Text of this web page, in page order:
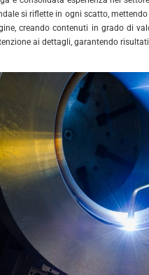
si riflette in ogni scatto,
creando contenuti in grado di
ai dettagli, garantendo